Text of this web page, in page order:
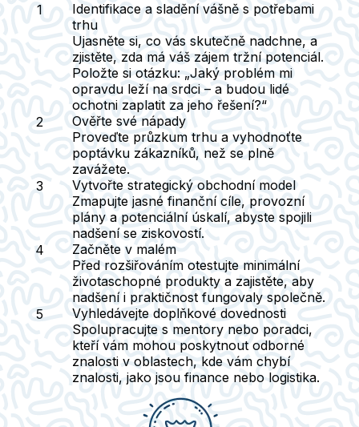
Identifikace a sladění vášně s potřebami
trhu
Ujasněte si, co vás skutečně nadchne, a
zjistěte, zda má váš zájem tržní potenciál.
Položte si otázku: „Jaký problém mi
opravdu leží na srdci – a budou lidé
ochotni zaplatit za jeho řešení?“
Ověřte své nápady
Proveďte průzkum trhu a vyhodnoťte
poptávku zákazníků, než se plně
zavážete.
Vytvořte strategický obchodní model
Zmapujte jasné finanční cíle, provozní
plány a potenciální úskalí, abyste spojili
nadšení se ziskovostí.
Začněte v malém
Před rozšiřováním otestujte minimální
životaschopné produkty a zajistěte, aby
nadšení i praktičnost fungovaly společně.
Vyhledávejte doplňkové dovednosti
Spolupracujte s mentory nebo poradci,
kteří vám mohou poskytnout odborné
znalosti v oblastech, kde vám chybí
znalosti, jako jsou finance nebo logistika.